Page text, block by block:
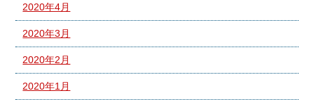
2020年4月
2020年3月
2020年2月
2020年1月